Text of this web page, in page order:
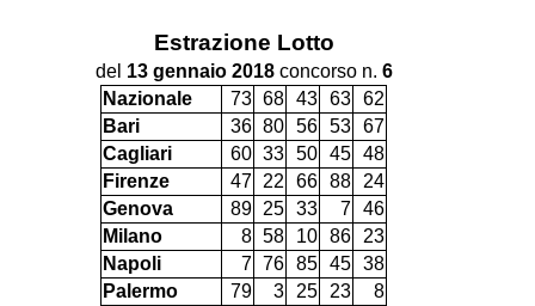
Estrazione Lotto
del 13 gennaio 2018concorso n. 6
Nazionale
73 68 43 63 62
Bari
36 80 56 53 67
Cagliari
60 33 50 45 48
Firenze
47 22 66 88
24
Genova
89 25 33 7 46
Milano
8 58 10 86
23
Napoli
7 76 85 45 38
Palermo
79 3 25 23
8